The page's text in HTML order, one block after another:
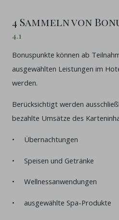
4 Sammeln von
4.1
Bonuspunkte können ab
ausgewählten Leistungen im
werden.
Berücksichtigt werden
bezahlte Umsätze des
• Übernachtungen
• Speisen und Getränke
• Wellnessanwendungen
• ausgewählte Spa-Produkte